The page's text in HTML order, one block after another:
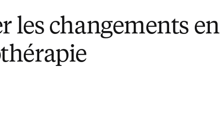
les changements en